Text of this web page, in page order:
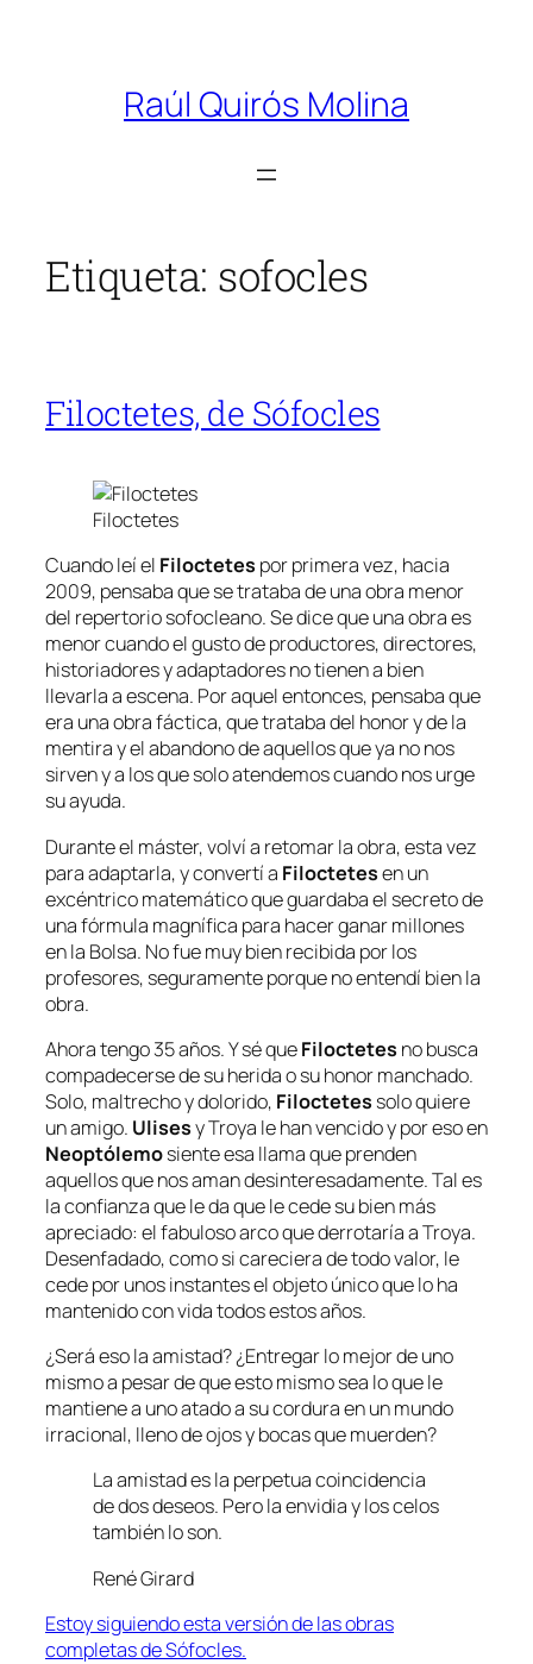
Raúl Quirós Molina
Etiqueta: sofocles
Filoctetes, de Sófocles
Filoctetes
Cuando leí el Filoctetes por primera vez, hacia
2009, pensaba que se trataba de una obra menor
del repertorio sofocleano. Se dice que una obra es
menor cuando el gusto de productores, directores,
historiadores y adaptadores no tienen a bien
llevarla a escena. Por aquel entonces, pensaba que
era una obra fáctica, que trataba del honor y de la
mentira y el abandono de aquellos que ya no nos
sirven y a los que solo atendemos cuando nos urge
su ayuda.
Durante el máster, volví a retomar la obra, esta vez
para adaptarla, y convertí a Filoctetesen un
excéntrico matemático que guardaba el secreto de
una fórmula magnífica para hacer ganar millones
en la Bolsa. No fue muy bien recibida por los
profesores, seguramente porque no entendí bien la
obra.
Ahora tengo 35 años. Y sé queFiloctetes no busca
compadecerse de su herida o su honor manchado.
Solo, maltrecho y dolorido, Filoctetes solo quiere
un amigo. Ulisesy Troya le han vencido y por eso en
Neoptólemosiente esa llama que prenden
aquellos que nos aman desinteresadamente. Tal es
la confianza que le da que le cede su bien más
apreciado: el fabuloso arco que derrotaría a Troya.
Desenfadado, como si careciera de todo valor, le
cede por unos instantes el objeto único que lo ha
mantenido con vida todos estos años.
¿Será eso la amistad? ¿Entregar lo mejor de uno
mismo a pesar de que esto mismo sea lo que le
mantiene a uno atado a su cordura en un mundo
irracional, lleno de ojos y bocas que muerden?
La amistad es la perpetua coincidencia
de dos deseos. Pero la envidia y los celos
también lo son.
René Girard
Estoy siguiendo esta versión de las obras
completas de Sófocles.